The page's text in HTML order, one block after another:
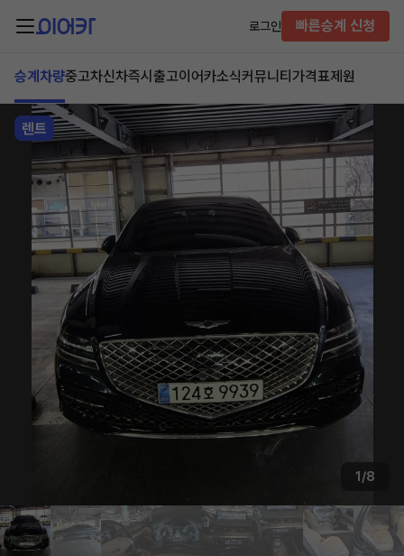
로그인 빠른승계 신청
승계차량중고차신차즉시출고이어카소식커뮤니티 가격표제원
렌트
1/8